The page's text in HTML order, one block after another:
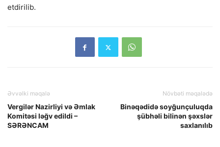
etdirilib.
Əvvəlki məqalə
Vergilər Nazirliyi və Əmlak
Komitəsi ləğv edildi –
SƏRƏNCAM
Növbəti məqalədə
Binəqədidə soyğunçuluqda
şübhəli bilinən şəxslər
saxlanılıb